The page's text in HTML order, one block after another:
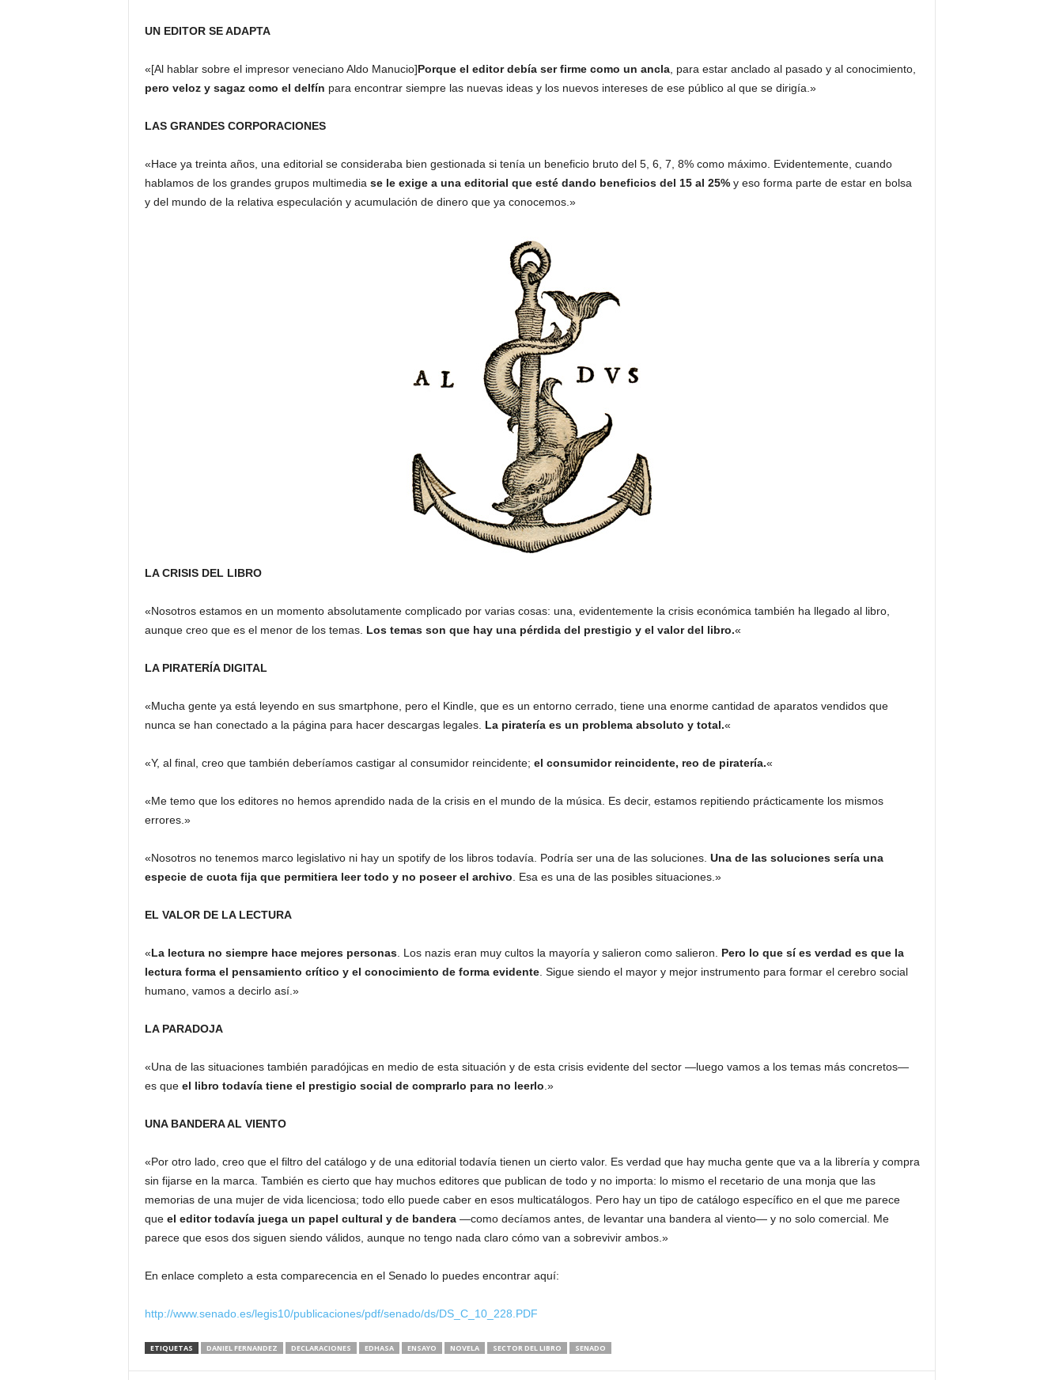
UN EDITOR SE ADAPTA
«[Al hablar sobre el impresor veneciano Aldo Manucio]Porque el editor debía ser firme como un ancla, para estar anclado al pasado y al conocimiento,
pero veloz y sagaz como el delfín para encontrar siempre las nuevas ideas y los nuevos intereses de ese público al que se dirigía.»
LAS GRANDES CORPORACIONES
«Hace ya treinta años, una editorial se consideraba bien gestionada si tenía un beneficio bruto del 5, 6, 7, 8% como máximo. Evidentemente, cuando
hablamos de los grandes grupos multimedia se le exige a una editorial que esté dando beneficios del 15 al 25%y eso forma parte de estar en bolsa
y del mundo de la relativa especulación y acumulación de dinero que ya conocemos.»
LA CRISIS DEL LIBRO
«Nosotros estamos en un momento absolutamente complicado por varias cosas: una, evidentemente la crisis económica también ha llegado al libro,
aunque creo que es el menor de los temas. Los temas son que hay una pérdida del prestigio y el valor del libro.«
LA PIRATERÍA DIGITAL
«Mucha gente ya está leyendo en sus smartphone, pero el Kindle, que es un entorno cerrado, tiene una enorme cantidad de aparatos vendidos que
nunca se han conectado a la página para hacer descargas legales. La piratería es un problema absoluto y total.«
«Y, al final, creo que también deberíamos castigar al consumidor reincidente; el consumidor reincidente, reo de piratería.«
«Me temo que los editores no hemos aprendido nada de la crisis en el mundo de la música. Es decir, estamos repitiendo prácticamente los mismos
errores.»
«Nosotros no tenemos marco legislativo ni hay un spotify de los libros todavía. Podría ser una de las soluciones. Una de las soluciones sería una
especie de cuota fija que permitiera leer todo y no poseer el archivo . Esa es una de las posibles situaciones.»
EL VALOR DE LA LECTURA
«La lectura no siempre hace mejores personas. Los nazis eran muy cultos la mayoría y salieron como salieron. Pero lo que sí es verdad es que la
lectura forma el pensamiento crítico y el conocimiento de forma evidente. Sigue siendo el mayor y mejor instrumento para formar el cerebro social
humano, vamos a decirlo así.»
LA PARADOJA
«Una de las situaciones también paradójicas en medio de esta situación y de esta crisis evidente del sector —luego vamos a los temas más concretos—
es que el libro todavía tiene el prestigio social de comprarlo para no leerlo .»
UNA BANDERA AL VIENTO
«Por otro lado, creo que el filtro del catálogo y de una editorial todavía tienen un cierto valor. Es verdad que hay mucha gente que va a la librería y compra
sin fijarse en la marca. También es cierto que hay muchos editores que publican de todo y no importa: lo mismo el recetario de una monja que las
memorias de una mujer de vida licenciosa; todo ello puede caber en esos multicatálogos. Pero hay un tipo de catálogo específico en el que me parece
que el editor todavía juega un papel cultural y de bandera—como decíamos antes, de levantar una bandera al viento— y no solo comercial. Me
parece que esos dos siguen siendo válidos, aunque no tengo nada claro cómo van a sobrevivir ambos.»
En enlace completo a esta comparecencia en el Senado lo puedes encontrar aquí:
http://www.senado.es/legis10/publicaciones/pdf/senado/ds/DS_C_10_228.PDF
ETIQUETAS DANIEL FERNANDEZ DECLARACIONES EDHASA ENSAYO NOVELA SECTOR DEL LIBRO SENADO